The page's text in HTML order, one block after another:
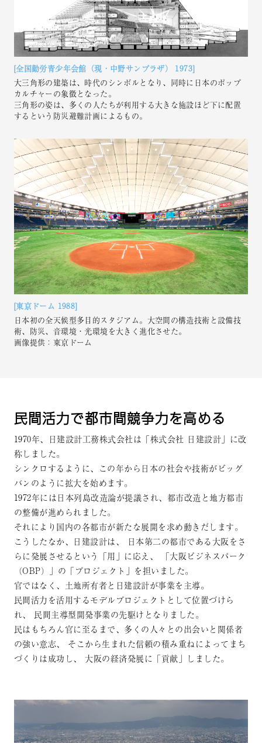
[全国勤労青少年会館（現・中野サンプラザ） 1973]
大三角形の建築は、時代のシンボルとなり、同時に日本のポップ
カルチャーの象徴となった。
三角形の姿は、多くの人たちが利用する大きな施設ほど下に配置
するという防災避難計画によるもの。
[東京ドーム 1988]
日本初の全天候型多目的スタジアム。大空間の構造技術と設備技
術、防災、音環境・光環境を大きく進化させた。
画像提供：東京ドーム
民間活力で都市間競争力を高める
1970年、日建設計工務株式会社は「株式会社 日建設計」に改
称しました。
シンクロするように、この年から日本の社会や技術がビッグ
バンのように拡大を始めます。
1972年には日本列島改造論が提議され、都市改造と地方都市
の整備が進められました。
それにより国内の各都市が新たな展開を求め動きだします。
こうしたなか、日建設計は、
日本第二の都市である大阪をさ
らに発展させるという「用」に応え、
「大阪ビジネスパーク
（OBP）」の「プロジェクト」を担いました。
官ではなく、土地所有者と日建設計が事業を主導。
民間活力を活用するモデルプロジェクトとして位置づけら
れ、
民間主導型開発事業の先駆けとなりました。
民はもちろん官に至るまで、多くの人々との出会いと関係者
の強い意志、
そこから生まれた信頼の積み重ねによってまち
づくりは成功し、
大阪の経済発展に「貢献」しました。